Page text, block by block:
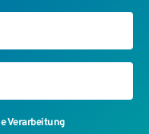
Verarbeitung